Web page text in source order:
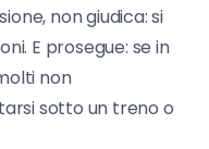
non giudica: si
E prosegue: se in
non
sotto un treno o